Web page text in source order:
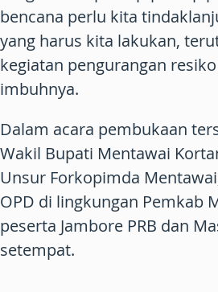
bencana perlu kita
yang harus kita lakukan,
kegiatan pengurangan
imbuhnya.
Dalam acara pembukaan
Wakil Bupati Mentawai
Unsur Forkopimda
OPD di lingkungan Pemkab
peserta Jambore PRB dan
setempat.